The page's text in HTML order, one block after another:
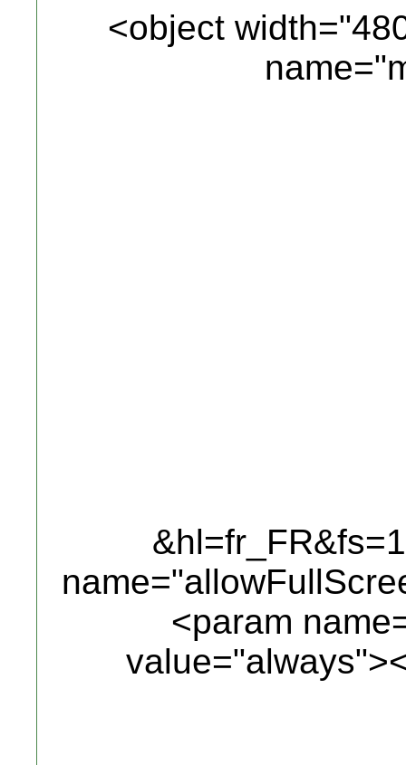
<object
<param